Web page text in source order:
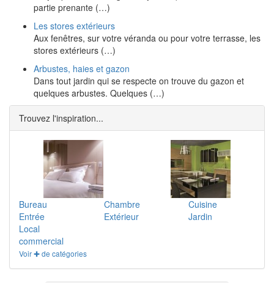
partie prenante (…)
Les stores extérieurs
Aux fenêtres, sur votre véranda ou pour votre terrasse, les
stores extérieurs (…)
Arbustes, haies et gazon
Dans tout jardin qui se respecte on trouve du gazon et
quelques arbustes. Quelques (…)
Trouvez l'inspiration...
Bureau Chambre
Cuisine
Entrée
Extérieur
Jardin
Local
commercial
Voir ✚ de catégories